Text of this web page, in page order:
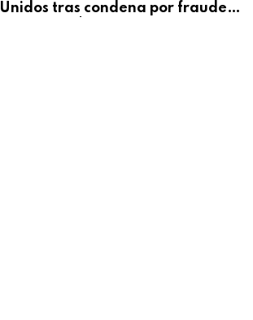
Unidos tras condena por fraude